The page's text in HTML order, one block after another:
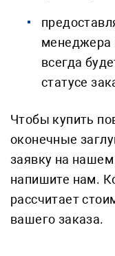
менеджера
всегда
статусе
Чтобы купить
оконечные
заявку на нашем
напишите нам.
рассчитает
вашего заказа.